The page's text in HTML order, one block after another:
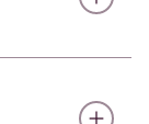
via